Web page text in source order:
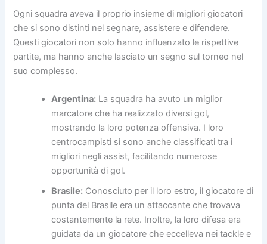
Ogni squadra aveva il proprio insieme di migliori giocatori
che si sono distinti nel segnare, assistere e difendere.
Questi giocatori non solo hanno influenzato le rispettive
partite, ma hanno anche lasciato un segno sul torneo nel
suo complesso.
Argentina: La squadra ha avuto un miglior
marcatore che ha realizzato diversi gol,
mostrando la loro potenza offensiva. I loro
centrocampisti si sono anche classificati tra i
migliori negli assist, facilitando numerose
opportunità di gol.
Brasile: Conosciuto per il loro estro, il giocatore di
punta del Brasile era un attaccante che trovava
costantemente la rete. Inoltre, la loro difesa era
guidata da un giocatore che eccelleva nei tackle e